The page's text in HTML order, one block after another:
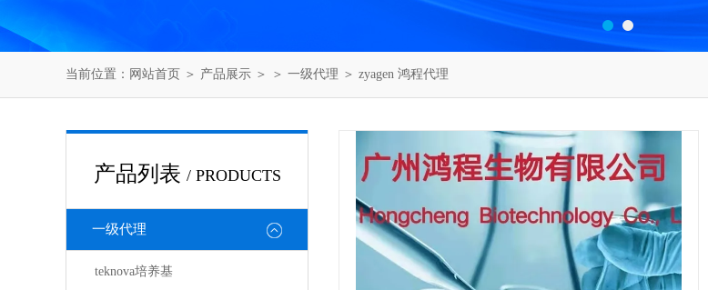
当前位置： 网站首页 ＞ 产品展示 ＞ ＞ 一级代理 ＞ zyagen 鸿程代理
产品列表 / PRODUCTS
一级代理
teknova培养基